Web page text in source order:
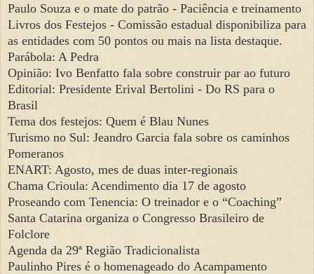
Paulo Souza e o mate do patrão - Paciência e treinamento
Livros dos Festejos - Comissão estadual disponibiliza para
as entidades com 50 pontos ou mais na lista destaque.
Parábola: A Pedra
Opinião: Ivo Benfatto fala sobre construir par ao futuro
Editorial: Presidente Erival Bertolini - Do RS para o
Brasil
Tema dos festejos: Quem é Blau Nunes
Turismo no Sul: Jeandro Garcia fala sobre os caminhos
Pomeranos
ENART: Agosto, mes de duas inter-regionais
Chama Crioula: Acendimento dia 17 de agosto
Proseando com Tenencia: O treinador e o “Coaching”
Santa Catarina organiza o Congresso Brasileiro de
Folclore
Agenda da 29ª Região Tradicionalista
Paulinho Pires é o homenageado do Acampamento